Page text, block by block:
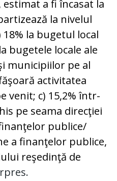
a fi încasat la
la nivelul
la bugetul local
bugetele locale ale
municipiilor pe al
activitatea
venit; c) 15,2% într-
pe seama direcţiei
publice/
a finanţelor publice,
reşedinţă de